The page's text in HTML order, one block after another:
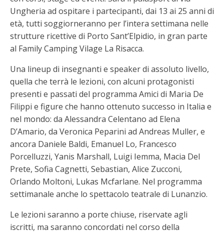
Ungheria ad ospitare i partecipanti, dai 13 ai 25 anni di
età, tutti soggiorneranno per l’intera settimana nelle
strutture ricettive di Porto Sant’Elpidio, in gran parte
al Family Camping Vilage La Risacca.
Una lineup di insegnanti e speaker di assoluto livello,
quella che terrà le lezioni, con alcuni protagonisti
presenti e passati del programma Amici di Maria De
Filippi e figure che hanno ottenuto successo in Italia e
nel mondo: da Alessandra Celentano ad Elena
D’Amario, da Veronica Peparini ad Andreas Muller, e
ancora Daniele Baldi, Emanuel Lo, Francesco
Porcelluzzi, Yanis Marshall, Luigi Iemma, Macia Del
Prete, Sofia Cagnetti, Sebastian, Alice Zucconi,
Orlando Moltoni, Lukas Mcfarlane. Nel programma
settimanale anche lo spettacolo teatrale di Lunanzio.
Le lezioni saranno a porte chiuse, riservate agli
iscritti, ma saranno concordati nel corso della